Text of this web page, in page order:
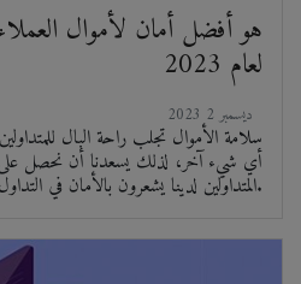
لعام 2023
سلامة الأموال تجلب راحة البال
أي شيء آخر، لذلك يسعدنا أن نحصل
المتداولين لدينا يشعرون بالأمان في التداول معنا.